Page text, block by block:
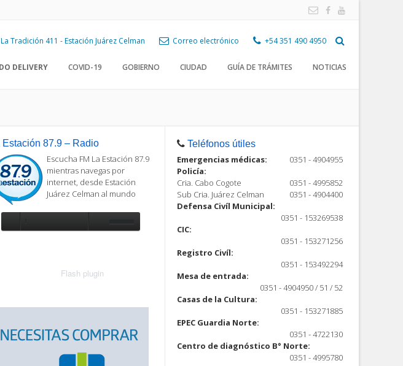
Tradición 411 - Estación Juárez Celman Correo electrónico +54 351 490 4950
DELIVERY COVID-19 GOBIERNO CIUDAD GUÍA DE TRÁMITES NOTICIAS
Estación 87.9 – Radio
Escucha FM La Estación 87.9
mientras navegas por
internet, desde Estación
Juárez Celman al mundo
Flash plugin
Teléfonos útiles
Emergencias médicas:
0351 - 4904955
Policía:
Cria. Cabo Cogote
0351 - 4995852
Sub Cria. Juárez Celman
0351 - 4904400
Defensa Civíl Municipal:
0351 - 153269538
CIC:
0351 - 153271256
Registro Civíl:
0351 - 153492294
Mesa de entrada:
0351 - 4904950 / 51 / 52
Casas de la Cultura:
0351 - 153271885
EPEC Guardia Norte:
0351 - 4722130
Centro de diagnóstico B° Norte:
0351 - 4995780